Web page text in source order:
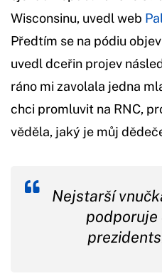
Wisconsinu, uvedl web
Předtím se na pódiu
uvedl dceřin projev
ráno mi zavolala jedna
chci promluvit na RNC,
věděla, jaký je můj
Nejstarší
podporuje